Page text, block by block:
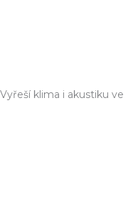
klima i akustiku ve